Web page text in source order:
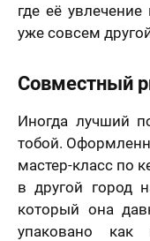
где её
уже совсем
Совместный
Иногда лучший
тобой.
мастер-класс по
в другой город
который она
упаковано